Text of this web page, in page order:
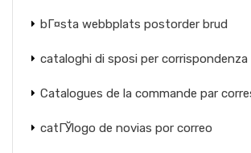
bГ¤sta webbplats postorder brud
cataloghi di sposi per corrispondenza
Catalogues de la commande par
catГЎlogo de novias por correo